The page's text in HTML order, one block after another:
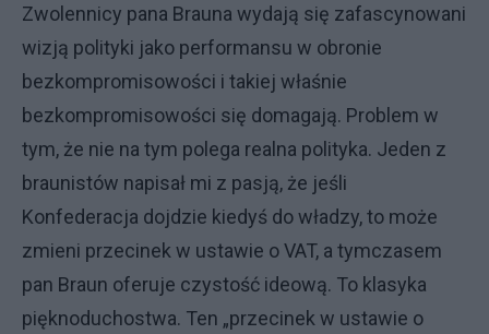
Zwolennicy pana Brauna wydają się zafascynowani
wizją polityki jako performansu w obronie
bezkompromisowości i takiej właśnie
bezkompromisowości się domagają. Problem w
tym, że nie na tym polega realna polityka. Jeden z
braunistów napisał mi z pasją, że jeśli
Konfederacja dojdzie kiedyś do władzy, to może
zmieni przecinek w ustawie o VAT, a tymczasem
pan Braun oferuje czystość ideową. To klasyka
pięknoduchostwa. Ten „przecinek w ustawie o